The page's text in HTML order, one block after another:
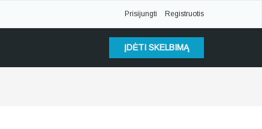
Prisijungti Registruotis
ĮDĖTI SKELBIMĄ